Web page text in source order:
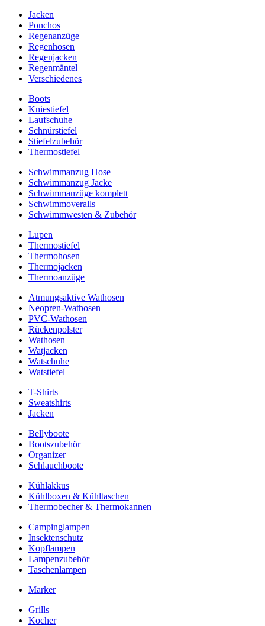
Jacken
Ponchos
Regenanzüge
Regenhosen
Regenjacken
Regenmäntel
Verschiedenes
Boots
Kniestiefel
Laufschuhe
Schnürstiefel
Stiefelzubehör
Thermostiefel
Schwimmanzug Hose
Schwimmanzug Jacke
Schwimmanzüge komplett
Schwimmoveralls
Schwimmwesten & Zubehör
Lupen
Thermostiefel
Thermohosen
Thermojacken
Thermoanzüge
Atmungsaktive Wathosen
Neopren-Wathosen
PVC-Wathosen
Rückenpolster
Wathosen
Watjacken
Watschuhe
Watstiefel
T-Shirts
Sweatshirts
Jacken
Bellyboote
Bootszubehör
Organizer
Schlauchboote
Kühlakkus
Kühlboxen & Kühltaschen
Thermobecher & Thermokannen
Campinglampen
Insektenschutz
Kopflampen
Lampenzubehör
Taschenlampen
Marker
Grills
Kocher